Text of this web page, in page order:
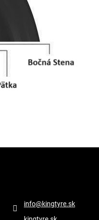
info@kingtyre.sk